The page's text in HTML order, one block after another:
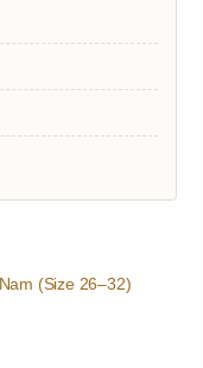
(Size 26–32)